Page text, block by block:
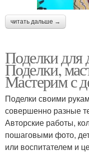
читать дальше →
Поделки для
Поделки,
Мастерим с
Поделки своими
совершенно разные
Авторские работы,
пошаговыми фото,
или воспитателем и